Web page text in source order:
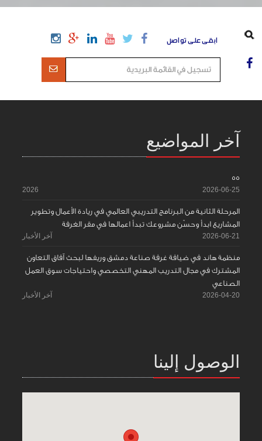
ابقى على تواصل
آخر المواضيع
55
2026-06-25
2026
المرحلة الثانية من البرنامج التدريبي العالمي في ريادة الأعمال وتطوير
المشاريع ابدأ وحسّن مشروعك تبدأ اعمالها في مقر الغرفة
2026-06-21 آخر الأخبار
منظمة هاند في ضيافة غرفة صناعة دمشق وريفها لبحث آفاق التعاون
المشترك في مجال التدريب المهني التخصصي واحتياجات سوق العمل
الصناعي
2026-04-20 آخر الأخبار
الوصول إلينا